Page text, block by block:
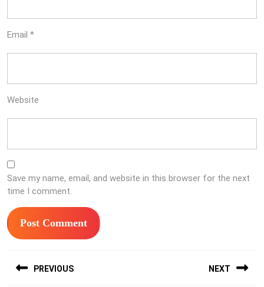
Email *
Website
Save my name, email, and website in this browser for the next
time I comment.
navigation
PREVIOUS NEXT